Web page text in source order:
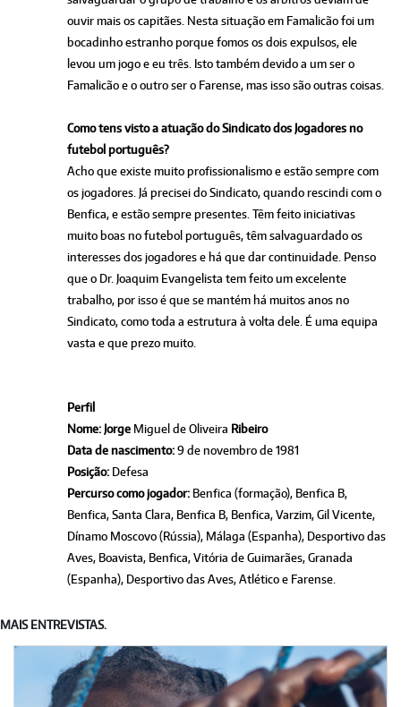
ouvir mais os capitães. Nesta situação em Famalicão foi um
bocadinho estranho porque fomos os dois expulsos, ele
levou um jogo e eu três. Isto também devido a um ser o
Famalicão e o outro ser o Farense, mas isso são outras coisas.
Como tens visto a atuação do Sindicato dos Jogadores no
futebol português?
Acho que existe muito profissionalismo e estão sempre com
os jogadores. Já precisei do Sindicato, quando rescindi com o
Benfica, e estão sempre presentes. Têm feito iniciativas
muito boas no futebol português, têm salvaguardado os
interesses dos jogadores e há que dar continuidade. Penso
que o Dr. Joaquim Evangelista tem feito um excelente
trabalho, por isso é que se mantém há muitos anos no
Sindicato, como toda a estrutura à volta dele. É uma equipa
vasta e que prezo muito.
Perfil
Nome: Jorge Miguel de Oliveira Ribeiro
Data de nascimento:9 de novembro de 1981
Posição: Defesa
Percurso como jogador: Benfica (formação), Benfica B,
Benfica, Santa Clara, Benfica B, Benfica, Varzim, Gil Vicente,
Dínamo Moscovo (Rússia), Málaga (Espanha), Desportivo das
Aves, Boavista, Benfica, Vitória de Guimarães, Granada
(Espanha), Desportivo das Aves, Atlético e Farense.
MAIS ENTREVISTAS.